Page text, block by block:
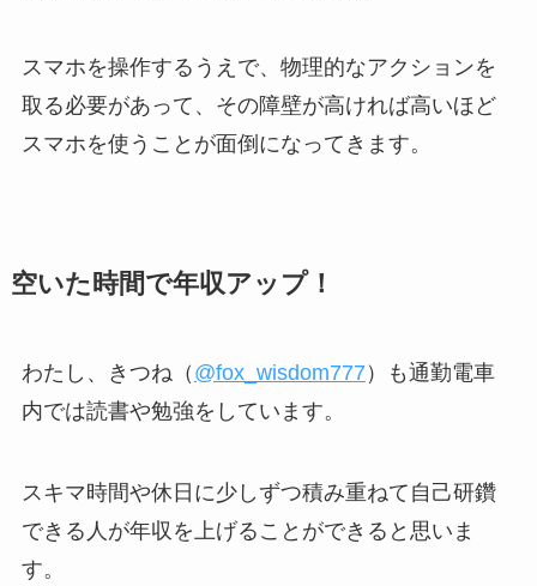
スマホを操作するうえで、物理的なアクションを
取る必要があって、その障壁が高ければ高いほど
スマホを使うことが面倒になってきます。
空いた時間で年収アップ！
わたし、きつね（ @fox_wisdom777 ）も通勤電車
内では読書や勉強をしています。
スキマ時間や休日に少しずつ積み重ねて自己研鑽
できる人が年収を上げることができると思いま
す。